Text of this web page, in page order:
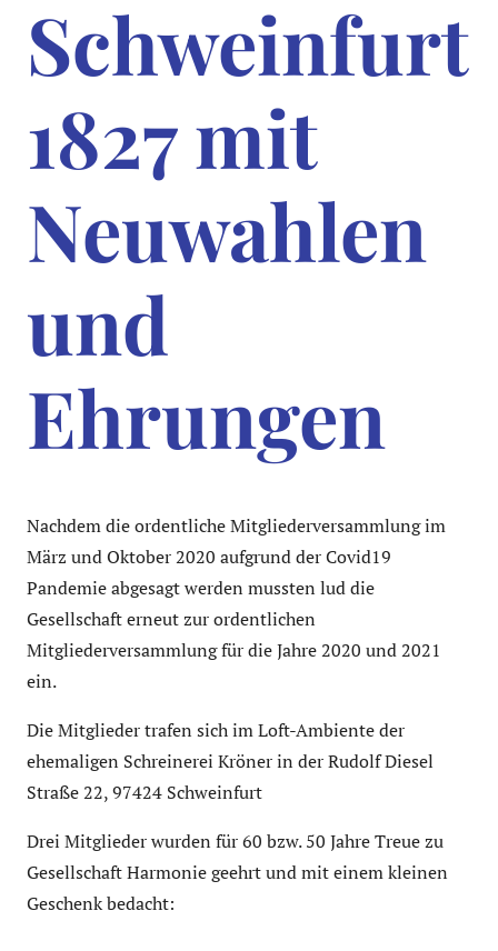
Schweinfurt
1827 mit
Neuwahlen
und
Ehrungen
Nachdem die ordentliche Mitgliederversammlung im
März und Oktober 2020 aufgrund der Covid19
Pandemie abgesagt werden mussten lud die
Gesellschaft erneut zur ordentlichen
Mitgliederversammlung für die Jahre 2020 und 2021
ein.
Die Mitglieder trafen sich im Loft-Ambiente der
ehemaligen Schreinerei Kröner in der Rudolf Diesel
Straße 22, 97424 Schweinfurt
Drei Mitglieder wurden für 60 bzw. 50 Jahre Treue zu
Gesellschaft Harmonie geehrt und mit einem kleinen
Geschenk bedacht: